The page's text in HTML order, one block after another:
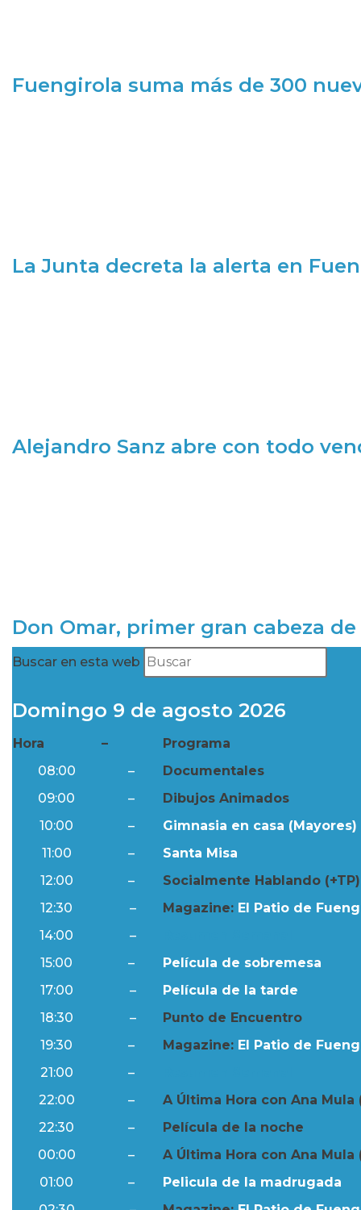
Fuengirola suma más de 300
La Junta decreta la alerta en
Alejandro Sanz abre con todo
Don Omar, primer gran cabeza
Buscar en esta web
Domingo 9 de agosto 2026
Hora –
Programa
08:00
–
Documentales
09:00
–
Dibujos Animados
10:00
–
Gimnasia en casa (Mayores)
11:00
–
Santa Misa
12:00
–
Socialmente Hablando (+TP)
12:30
– Magazine: El Patio de
14:00
–
15:00
–
Película de sobremesa
17:00
–
Película de la tarde
18:30
–
Punto de Encuentro
19:30
– Magazine: El Patio de
21:00
–
22:00
–
A Última Hora con Ana Mula
22:30
–
Película de la noche
00:00
–
A Última Hora con Ana Mula
01:00
–
Pelicula de la madrugada